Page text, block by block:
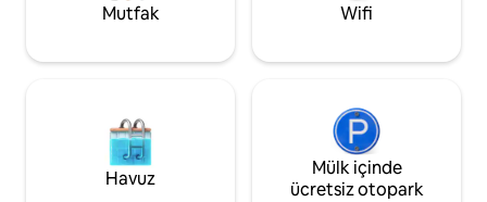
Mutfak Wifi
Havuz
Mülk içinde
ücretsiz otopark